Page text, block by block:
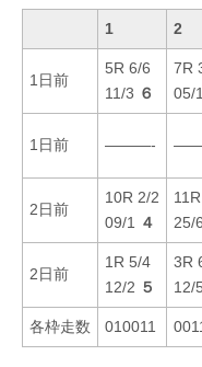
1 2
1日前
5R 6/6
11/3 ６
7R
05/1
1日前 ———-
2日前
10R 2/2
09/1
４
25/6
2日前
1R 5/4
12/2 ５
3R
12/5
各枠走数 010011